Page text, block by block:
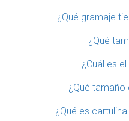
¿Qué gramaje
¿Qué
¿Cuál es
¿Qué tamaño
¿Qué es